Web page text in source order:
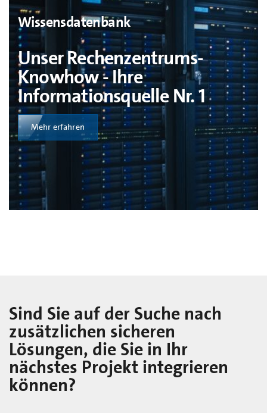
Wissensdatenbank
Unser Rechenzentrums-
Knowhow - Ihre
Informationsquelle Nr. 1
Mehr erfahren
Sind Sie auf der Suche nach
zusätzlichen sicheren
Lösungen, die Sie in Ihr
nächstes Projekt integrieren
können?